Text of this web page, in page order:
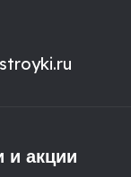
и акции